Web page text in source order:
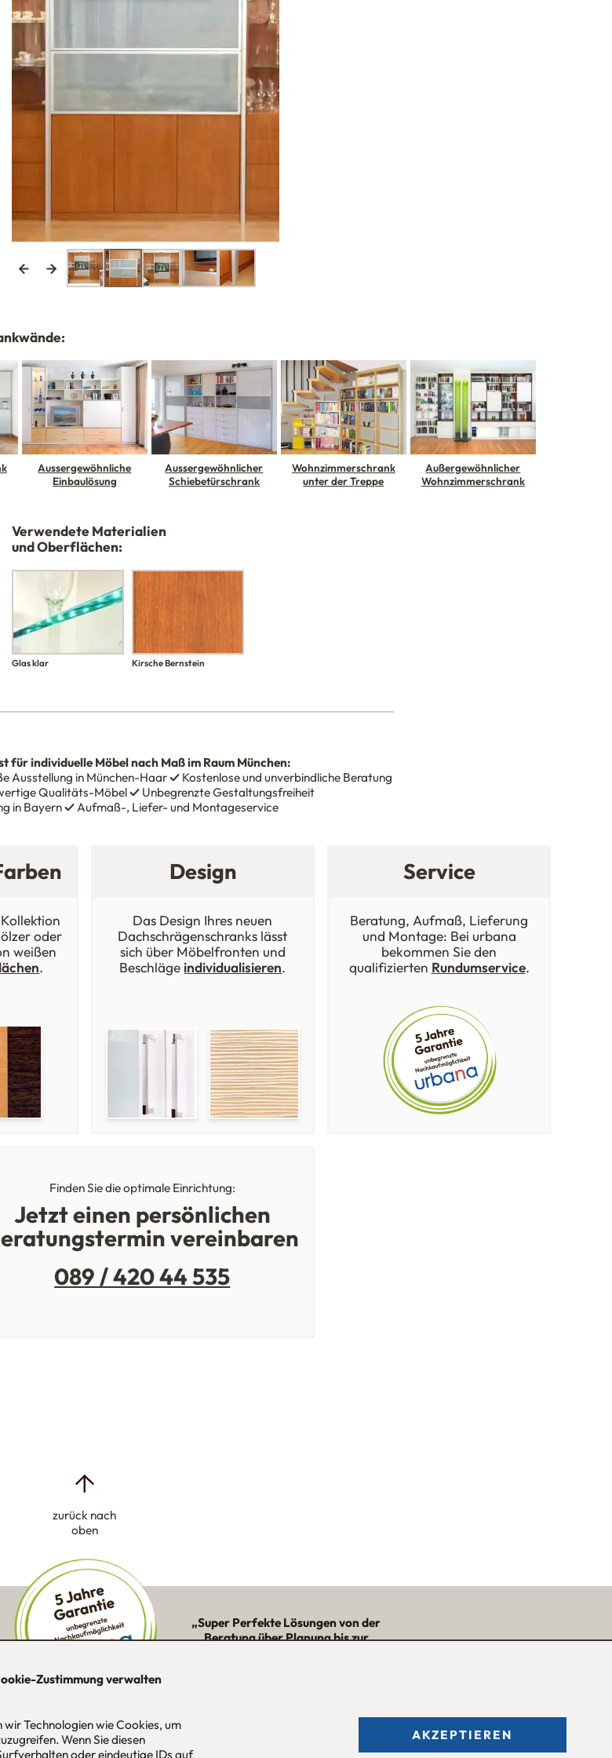
Zustimmung verwalten
Technologien wie Cookies, um
Wenn Sie diesen
oder eindeutige IDs auf
AKZEPTIEREN
Aussergewöhnliche
Einbaulösung
Aussergewöhnlicher
Schiebetürschrank
Wohnzimmerschrank
unter der Treppe
Außergewöhnlicher
Wohnzimmerschrank
Verwendete Materialien
und Oberflächen:
Glas klar Kirsche Bernstein
für individuelle Möbel nach Maß im Raum München:
Ausstellung in München-Haar✓Kostenlose und unverbindliche Beratung
Qualitäts-Möbel✓Unbegrenzte Gestaltungsfreiheit
in Bayern✓Aufmaß-, Liefer- und Montageservice
oder
weißen
.
Design
Das Design Ihres neuen
Dachschrägenschranks lässt
sich über Möbelfronten und
Beschläge individualisieren.
Service
Beratung, Aufmaß, Lieferung
und Montage: Bei urbana
bekommen Sie den
qualifizierten Rundumservice.
Finden Sie die optimale Einrichtung:
Jetzt einen persönlichen
vereinbaren
089 / 420 44 535
zurück nach
oben
„Super Perfekte Lösungen von der
Beratung über Planung bis zur
Tel 089 / 420 44 535 Möbelgeschäfts: